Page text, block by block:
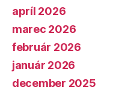
apríl 2026
marec 2026
február 2026
január 2026
december 2025